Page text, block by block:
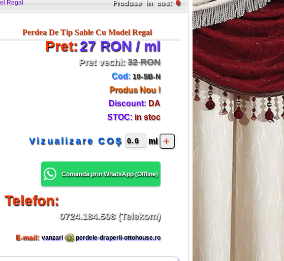
Regal Produse in cos: 0
Perdea De Tip Sable Cu Model Regal
Pret:27 RON / ml
Pret vechi: 32 RON
Cod: 10-SB-N
Produs Nou !
Discount: DA
STOC: in stoc
Vizualizare COŞ ml
Comanda prin WhatsApp (Offline)
Telefon:
0724.184.508 (Telekom)
E-mail: vanzari perdele-draperii-ottohouse.ro